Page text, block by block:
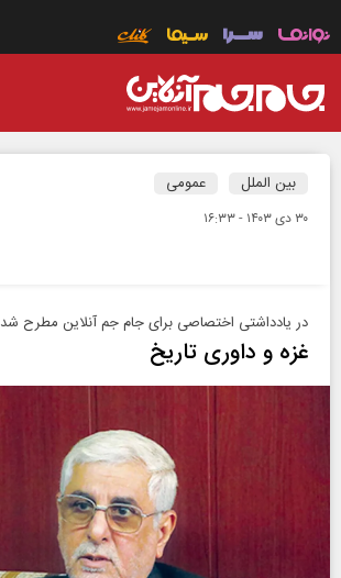
بین الملل عمومی
۳۰ دی ۱۴۰۳ - ۱۶:۳۳
در یادداشتی اختصاصی برای جام جم آنلاین مطرح شد
غزه و داوری تاریخ